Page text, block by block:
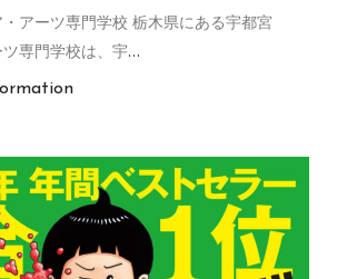
アーツ専門学校 栃木県にある宇都宮
専門学校は、宇…